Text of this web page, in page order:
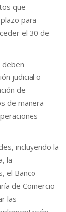
que
para
el 30 de
deben
judicial o
de
de manera
incluyendo la
la
el Banco
de Comercio
las